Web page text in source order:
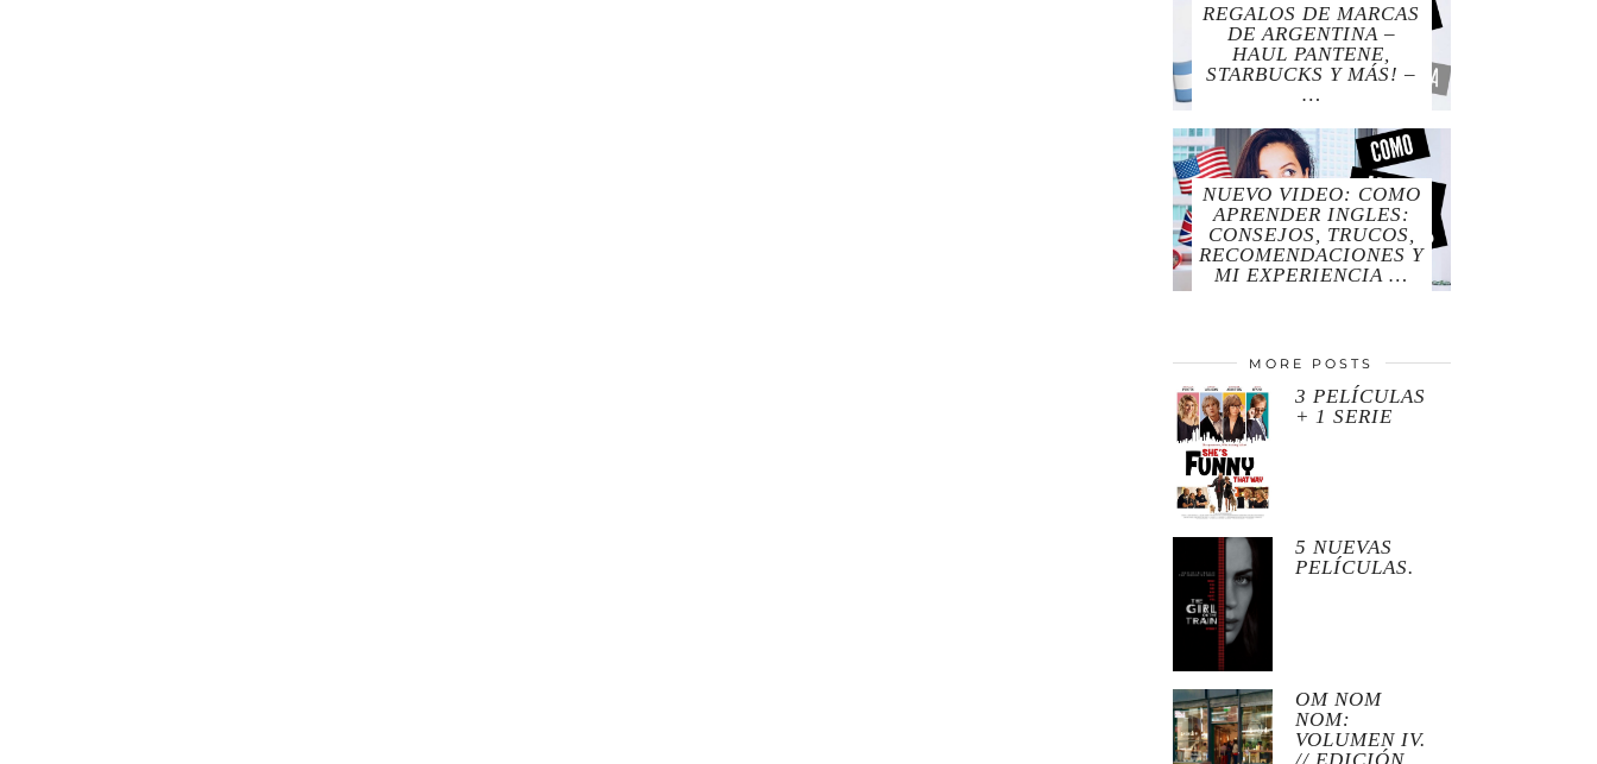
REGALOS DE MARCAS
DE ARGENTINA –
HAUL PANTENE,
STARBUCKS Y MÁS! –
…
NUEVO VIDEO: COMO
APRENDER INGLES:
CONSEJOS, TRUCOS,
RECOMENDACIONES Y
MI EXPERIENCIA …
MORE POSTS
3 PELÍCULAS
+ 1 SERIE
5 NUEVAS
PELÍCULAS.
OM NOM
NOM:
VOLUMEN IV.
// EDICIÓN